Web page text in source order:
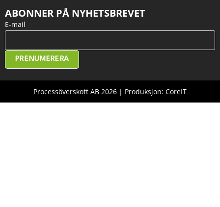
ABONNER PÅ NYHETSBREVET
E-mail
PRENUMERERA
Processöverskott AB 2026 | Produksjon: CoreIT